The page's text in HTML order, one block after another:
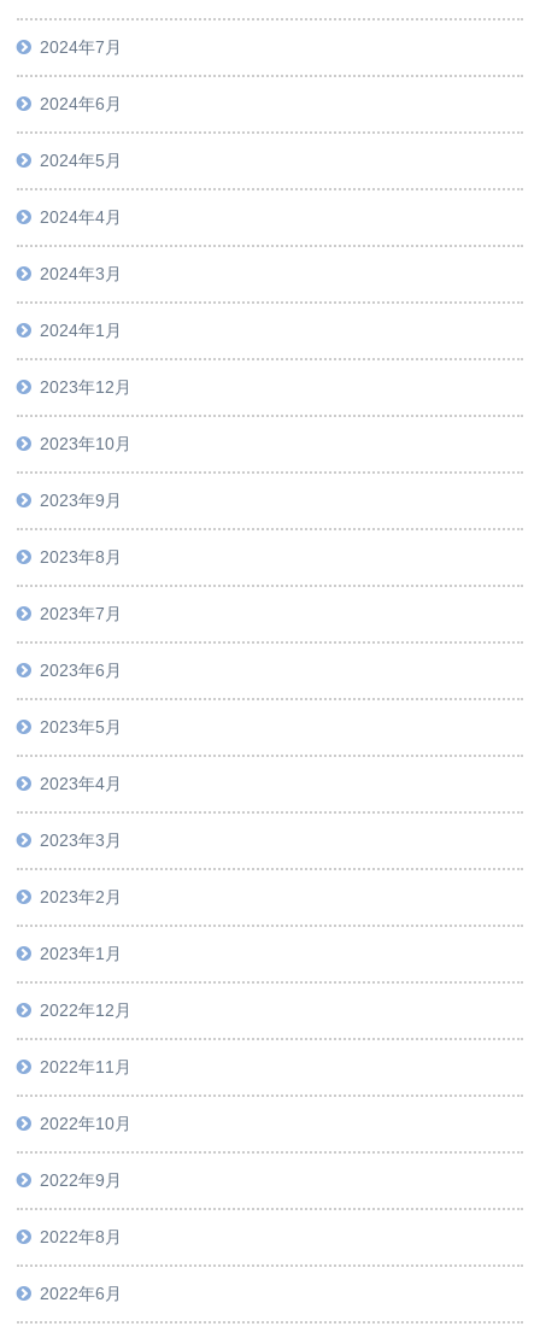
2024年7月
2024年6月
2024年5月
2024年4月
2024年3月
2024年1月
2023年12月
2023年10月
2023年9月
2023年8月
2023年7月
2023年6月
2023年5月
2023年4月
2023年3月
2023年2月
2023年1月
2022年12月
2022年11月
2022年10月
2022年9月
2022年8月
2022年6月